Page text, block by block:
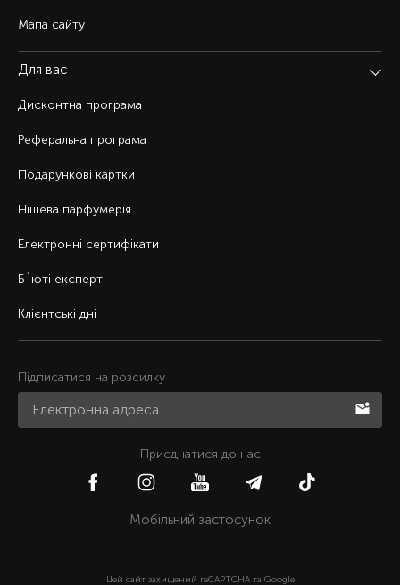
Мапа сайту
Для вас
Дисконтна програма
Реферальна програма
Подарункові картки
Нішева парфумерія
Електронні сертифікати
Б`юті експерт
Клієнтські дні
Підписатися на розсилку
Приєднатися до нас
Мобільний застосунок
Цей сайт захищений reCAPTCHA та Google